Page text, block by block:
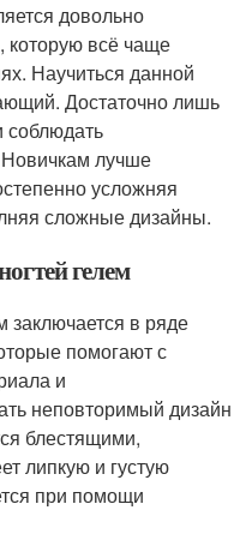
довольно
которую всё чаще
Научиться данной
Достаточно лишь
соблюдать
Новичкам лучше
усложняя
сложные дизайны.
гелем
заключается в ряде
помогают с
и
неповторимый дизайн
блестящими,
липкую и густую
при помощи